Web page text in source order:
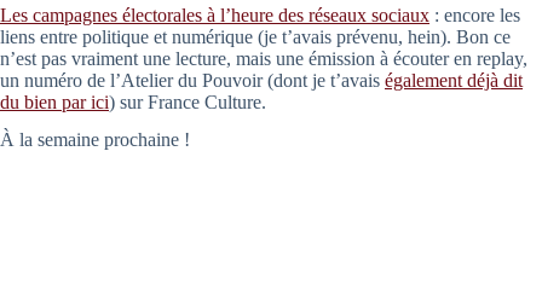
Les campagnes électorales à l’heure des réseaux sociaux : encore les
liens entre politique et numérique (je t’avais prévenu, hein). Bon ce
n’est pas vraiment une lecture, mais une émission à écouter en replay,
un numéro de l’Atelier du Pouvoir (dont je t’avais également déjà dit
du bien par ici) sur France Culture.
À la semaine prochaine !